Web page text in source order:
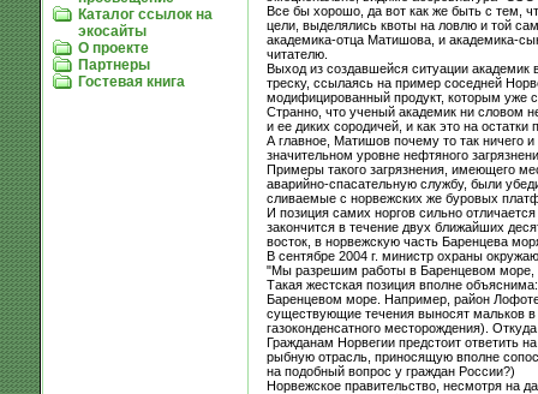
Каталог ссылок на
экосайты
О проекте
Партнеры
Гостевая книга
Все бы хорошо, да вот как же быть с тем,
цели, выделялись квоты на ловлю и той
академика-отца Матишова, и академика-
читателю.
Выход из создавшейся ситуации
треску, ссылаясь на пример соседней
модифицированный продукт, которым уже
Странно, что ученый академик ни словом
и ее диких сородичей, и как это на остатки
А главное, Матишов почему то так ничего
значительном уровне нефтяного
Примеры такого загрязнения, имеющего
аварийно-спасательную службу, были
сливаемые с норвежских же буровых
И позиция самих норгов сильно
закончится в течение двух ближайших
восток, в норвежскую часть Баренцева
В сентябре 2004 г. министр охраны
"Мы разрешим работы в Баренцевом море,
Такая жестская позиция вполне
Баренцевом море. Например, район
существующие течения выносят мальков в
газоконденсатного месторождения).
Гражданам Норвегии предстоит ответить
рыбную отрасль, приносящую вполне
на подобный вопрос у граждан России?)
Норвежское правительство, несмотря на